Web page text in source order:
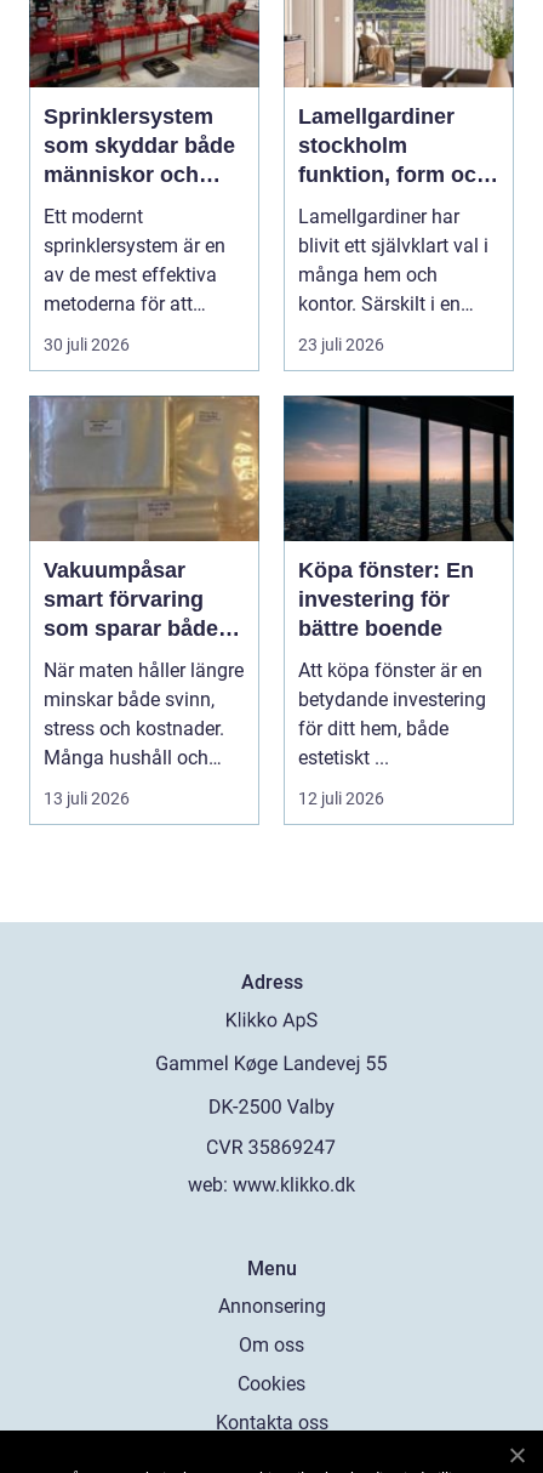
Sprinklersystem
som skyddar både
människor och
verksamhet
Ett modernt
sprinklersystem är en
av de mest effektiva
metoderna för att
begränsa brandskador.
Syste...
30 juli 2026
Lamellgardiner
stockholm
funktion, form och
smart solskydd
Lamellgardiner har
blivit ett självklart val i
många hem och
kontor. Särskilt i en
stad som Stockhol...
23 juli 2026
Vakuumpåsar
smart förvaring
som sparar både
mat och pengar
När maten håller längre
minskar både svinn,
stress och kostnader.
Många hushåll och
mindre företag s...
13 juli 2026
Köpa fönster: En
investering för
bättre boende
Att köpa fönster är en
betydande investering
för ditt hem, både
estetiskt ...
12 juli 2026
Adress
web: www.klikko.dk
Menu
Annonsering
Om oss
Cookies
Kontakta oss